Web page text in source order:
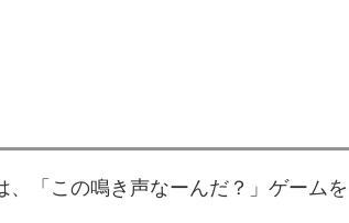
「この鳴き声なーんだ？」ゲームを